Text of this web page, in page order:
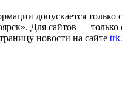
допускается только
Для сайтов — только
новости на сайте